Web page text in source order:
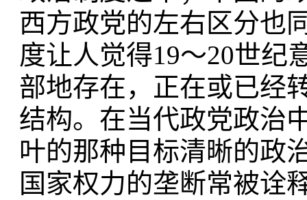
西方政党的左右区分也
度让人觉得19～20世纪
部地存在，正在或已经
结构。在当代政党政治
叶的那种目标清晰的政
国家权力的垄断常被诠